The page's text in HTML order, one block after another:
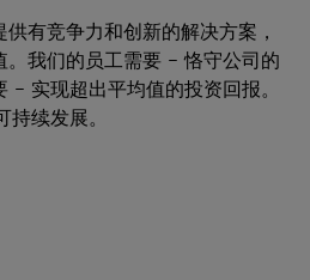
有竞争力和创新的解决方案，
。我们的员工需要 – 恪守公司的
– 实现超出平均值的投资回报。
续发展。